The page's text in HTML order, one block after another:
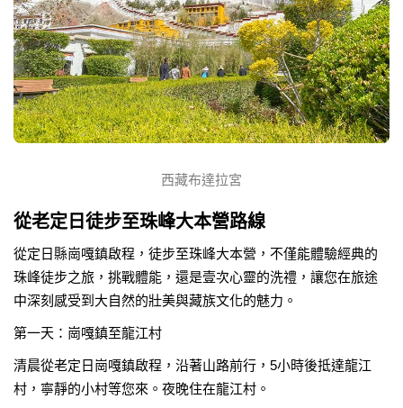
西藏布達拉宮
從老定日徒步至珠峰大本營路線
從定日縣崗嘎鎮啟程，徒步至珠峰大本營，不僅能體驗經典的
珠峰徒步之旅，挑戰體能，還是壹次心靈的洗禮，讓您在旅途
中深刻感受到大自然的壯美與藏族文化的魅力。
第一天：崗嘎鎮至龍江村
清晨從老定日崗嘎鎮啟程，沿著山路前行，5小時後抵達龍江
村，寧靜的小村等您來。夜晚住在龍江村。